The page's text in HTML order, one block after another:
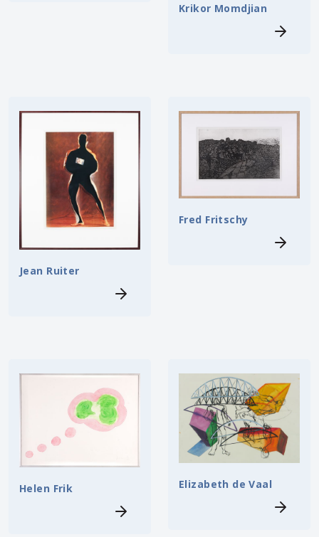
Krikor Momdjian
Jean Ruiter
Fred Fritschy
Helen Frik Elizabeth de Vaal